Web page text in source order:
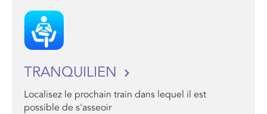
TRANQUILIEN
Localisez le prochain train dans lequel il est
possible de s'asseoir